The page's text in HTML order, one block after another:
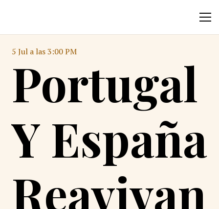
5 Jul a las 3:00 PM
Portugal
Y España
Reavivan